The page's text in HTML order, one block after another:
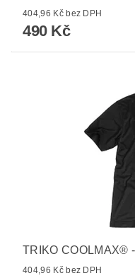
404,96 Kč bez DPH
490 Kč
TRIKO COOLMAX®
404,96 Kč bez DPH